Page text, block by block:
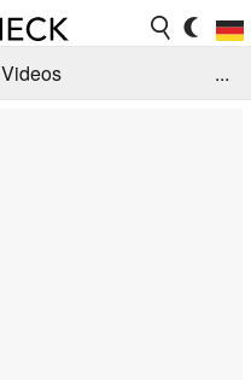
Videos
...